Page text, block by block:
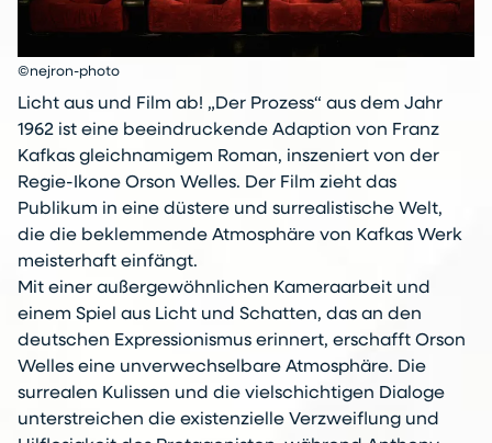
©nejron-photo
Licht aus und Film ab! „Der Prozess“ aus dem Jahr
1962 ist eine beeindruckende Adaption von Franz
Kafkas gleichnamigem Roman, inszeniert von der
Regie-Ikone Orson Welles. Der Film zieht das
Publikum in eine düstere und surrealistische Welt,
die die beklemmende Atmosphäre von Kafkas Werk
meisterhaft einfängt.
Mit einer außergewöhnlichen Kameraarbeit und
einem Spiel aus Licht und Schatten, das an den
deutschen Expressionismus erinnert, erschafft Orson
Welles eine unverwechselbare Atmosphäre. Die
surrealen Kulissen und die vielschichtigen Dialoge
unterstreichen die existenzielle Verzweiflung und